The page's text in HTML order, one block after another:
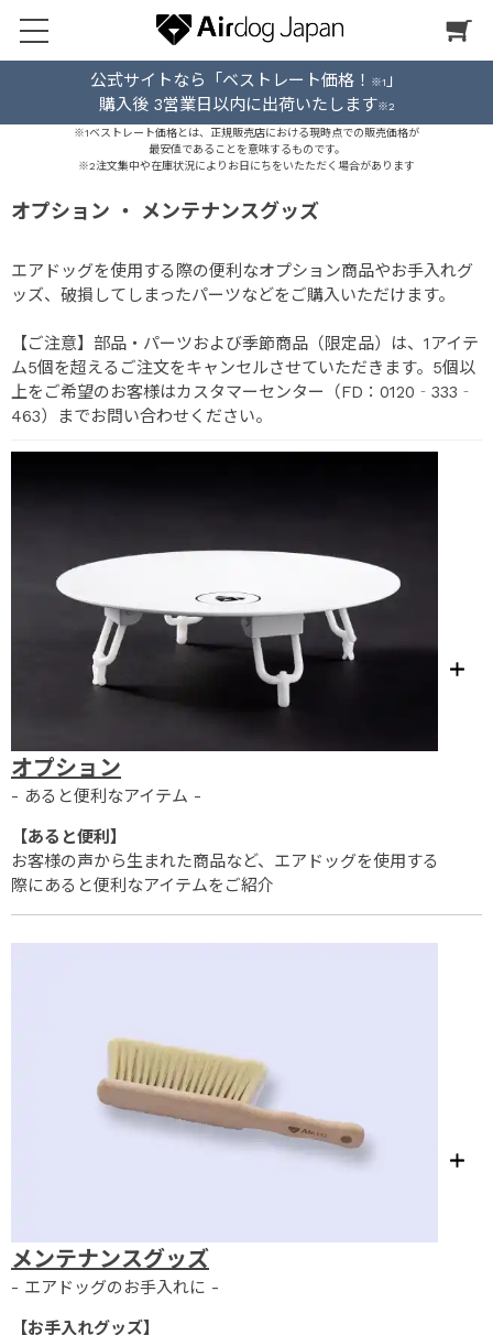
公式サイトなら「ベストレート価格！ ※1 」
購入後 3営業日以内に出荷いたします※2
※1ベストレート価格とは、正規販売店における現時点での販売価格が
最安値であることを意味するものです。
※2注文集中や在庫状況によりお日にちをいたただく場合があります
オプション ・ メンテナンスグッズ
エアドッグを使用する際の便利なオプション商品やお手入れグ
ッズ、破損してしまったパーツなどをご購入いただけます。
【ご注意】部品・パーツおよび季節商品（限定品）は、1アイテ
ム5個を超えるご注文をキャンセルさせていただきます。5個以
上をご希望のお客様はカスタマーセンター（FD：0120‐333‐
463）までお問い合わせください。
オプション
- あると便利なアイテム -
【あると便利】
お客様の声から生まれた商品など、エアドッグを使用する
際にあると便利なアイテムをご紹介
メンテナンスグッズ
- エアドッグのお手入れに -
【お手入れグッズ】